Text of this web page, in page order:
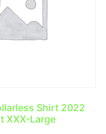
Shirt 2022
XXX-Large